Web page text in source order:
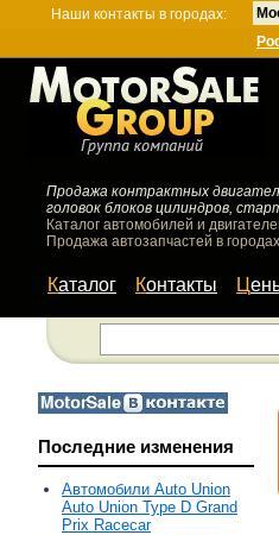
Наши контакты в городах:
Продажа контрактных
головок блоков цилиндров,
Каталог автомобилей и
Продажа автозапчастей в
Каталог Контакты
Последние изменения
Автомобили Auto Union
Auto Union Type D Grand
Prix Racecar